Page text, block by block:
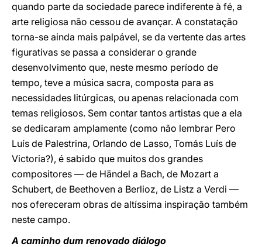
quando parte da sociedade parece indiferente à fé, a
arte religiosa não cessou de avançar. A constatação
torna-se ainda mais palpável, se da vertente das artes
figurativas se passa a considerar o grande
desenvolvimento que, neste mesmo período de
tempo, teve a música sacra, composta para as
necessidades litúrgicas, ou apenas relacionada com
temas religiosos. Sem contar tantos artistas que a ela
se dedicaram amplamente (como não lembrar Pero
Luís de Palestrina, Orlando de Lasso, Tomás Luís de
Victoria?), é sabido que muitos dos grandes
compositores — de Händel a Bach, de Mozart a
Schubert, de Beethoven a Berlioz, de Listz a Verdi —
nos ofereceram obras de altíssima inspiração também
neste campo.
A caminho dum renovado diálogo